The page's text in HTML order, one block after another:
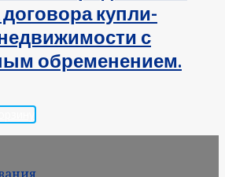
купли-
с
обременением.